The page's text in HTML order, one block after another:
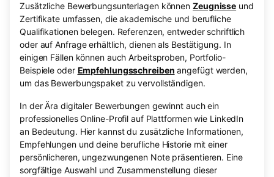
Zusätzliche Bewerbungsunterlagen können Zeugnisse und
Zertifikate umfassen, die akademische und berufliche
Qualifikationen belegen. Referenzen, entweder schriftlich
oder auf Anfrage erhältlich, dienen als Bestätigung. In
einigen Fällen können auch Arbeitsproben, Portfolio-
Beispiele oder Empfehlungsschreiben angefügt werden,
um das Bewerbungspaket zu vervollständigen.
In der Ära digitaler Bewerbungen gewinnt auch ein
professionelles Online-Profil auf Plattformen wie LinkedIn
an Bedeutung. Hier kannst du zusätzliche Informationen,
Empfehlungen und deine berufliche Historie mit einer
persönlicheren, ungezwungenen Note präsentieren. Eine
sorgfältige Auswahl und Zusammenstellung dieser